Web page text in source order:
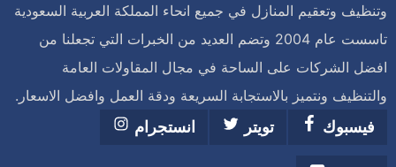
وتنظيف وتعقيم المنازل في جميع انحاء المملكة العربية السعودية
تاسست عام 2004 وتضم العديد من الخبرات التي تجعلنا من
افضل الشركات على الساحة في مجال المقاولات العامة
والتنظيف ونتميز بالاستجابة السريعة ودقة العمل وافضل الاسعار.
فيسبوك
تويتر انستجرام